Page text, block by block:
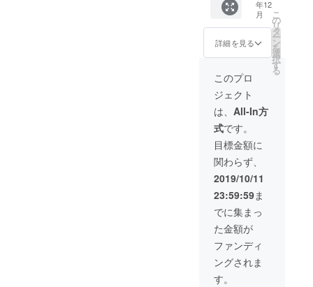
ジュ・
無染
色） ＊
こちら
にはサ
ついて
等詳細
絡をい
たしま
す。
と言わ
れてい
ます。
白山信
て「白
神社」
での正
式参
拝、大
師堂で
の虚空
蔵菩薩
の拝
落歩き
などの
内容を
予定し
ており
ます。
宿泊
木染め
のシル
クウー
ルの五
本指
ス
（M/L）
をお届
けしま
す。＊
サイズ
をおし
らせく
ださい
（M:22-
24cm,
L: 25-
27cm)
シルク
ウール
五本指
ソック
スは、
年12
月
詳細を見る
こ
の
リ
タ
ー
ン
を
選
択
す
る
このプロ
ジェクト
は、 All-In方
式です。
目標金額に
関わらず、
2019/10/11
23:59:59ま
でに集まっ
た金額が
ファンディ
ングされま
す。